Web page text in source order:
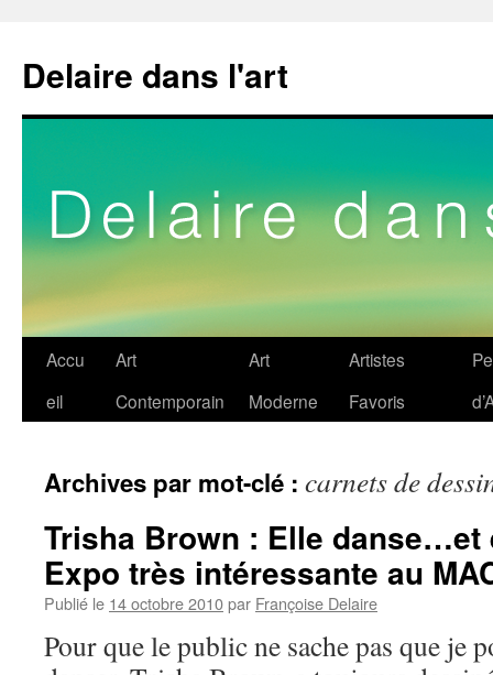
Delaire dans l'art
Aller
Accu
eil
Art
Contemporain
Art
Moderne
Artistes
Favoris
Archives par mot-clé : carnets de
Trisha Brown : Elle
Expo très intéressante au
Publié le 14 octobre 2010par Françoise Delaire
Pour que le public ne sache pas que je